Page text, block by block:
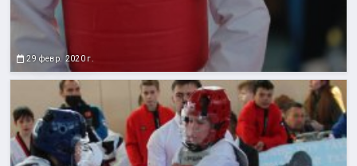
29 февр. 2020 г.